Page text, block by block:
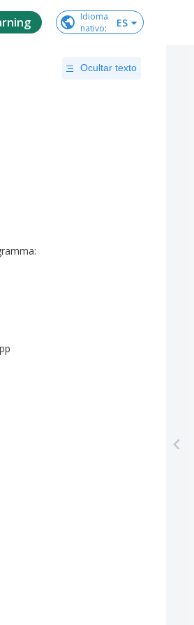
Idioma
nativo: ES
Ocultar texto
: